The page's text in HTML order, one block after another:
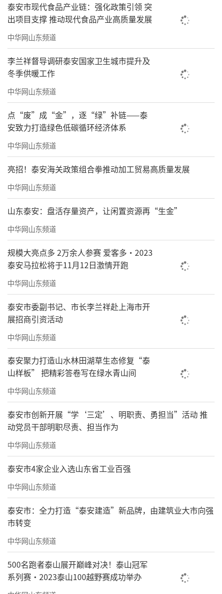
泰安市现代食品产业链：强化政策引领 突
出项目支撑 推动现代食品产业高质量发展
中华网山东频道
李兰祥督导调研泰安国家卫生城市提升及
冬季供暖工作
中华网山东频道
点“废”成“金”，逐“绿”补链——泰
安致力打造绿色低碳循环经济体系
中华网山东频道
亮招！泰安海关政策组合拳推动加工贸易高质量发展
中华网山东频道
山东泰安：盘活存量资产，让闲置资源再“生金”
中华网山东频道
规模大亮点多 2万余人参赛 爱客多·2023
泰安马拉松将于11月12日激情开跑
中华网山东频道
泰安市委副书记、市长李兰祥赴上海市开
展招商引资活动
中华网山东频道
泰安聚力打造山水林田湖草生态修复“泰
山样板” 把精彩答卷写在绿水青山间
中华网山东频道
泰安市创新开展“学‘三定’、明职责、勇担当”活动 推
动党员干部明职尽责、担当作为
中华网山东频道
泰安市4家企业入选山东省工业百强
中华网山东频道
泰安市：全力打造“泰安建造”新品牌，由建筑业大市向强
市转变
中华网山东频道
500名跑者泰山展开巅峰对决！泰山冠军
系列赛·2023泰山100越野赛成功举办